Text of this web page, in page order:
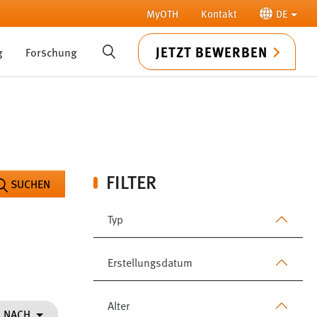
MyOTH Kontakt DE
Forschung SUCHE JETZT BEWERBEN
FILTER
Typ
Erstellungsdatum
Alter
SUCHEN